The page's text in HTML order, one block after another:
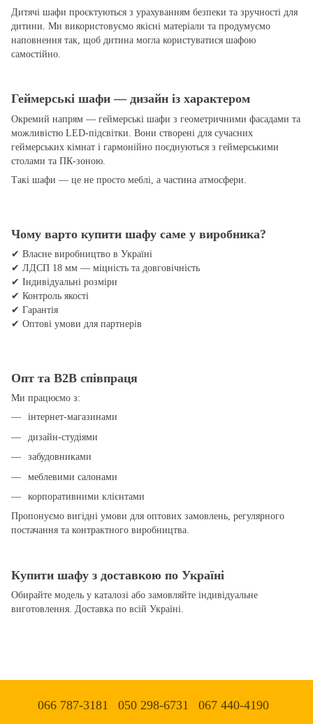
Дитячі шафи проєктуються з урахуванням безпеки та зручності для
дитини. Ми використовуємо якісні матеріали та продумуємо
наповнення так, щоб дитина могла користуватися шафою
самостійно.
Геймерські шафи — дизайн із характером
Окремий напрям — геймерські шафи з геометричними фасадами та
можливістю LED-підсвітки. Вони створені для сучасних
геймерських кімнат і гармонійно поєднуються з геймерськими
столами та ПК-зоною.
Такі шафи — це не просто меблі, а частина атмосфери.
Чому варто купити шафу саме у виробника?
✔ Власне виробництво в Україні
✔ ЛДСП 18 мм — міцність та довговічність
✔ Індивідуальні розміри
✔ Контроль якості
✔ Гарантія
✔ Оптові умови для партнерів
Опт та B2B співпраця
Ми працюємо з:
інтернет-магазинами
дизайн-студіями
забудовниками
меблевими салонами
корпоративними клієнтами
Пропонуємо вигідні умови для оптових замовлень, регулярного
постачання та контрактного виробництва.
Купити шафу з доставкою по Україні
Обирайте модель у каталозі або замовляйте індивідуальне
виготовлення. Доставка по всій Україні.
066 787-3181 050 298-6731 067 440-4190